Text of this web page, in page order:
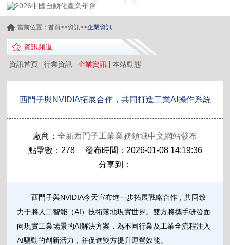
當前位置：首頁>>資訊>>企業資訊
資訊頻道
資訊首頁 行業資訊 企業資訊 本站動態
西門子與NVIDIA拓展合作，共同打造工業AI操作系統
廠商： 全新西門子工業業務領域中文網站發布
點擊數：278 發布時間：2026-01-08 14:19:36
分享到：
西門子與NVIDIA今天宣布進一步拓展戰略合作，共同致
力于將人工智能（AI）技術落地現實世界。雙方將攜手研發面
向現實工業場景的AI解決方案，為不同行業及工業全流程注入
AI驅動的創新活力，并促進雙方提升運營效能。